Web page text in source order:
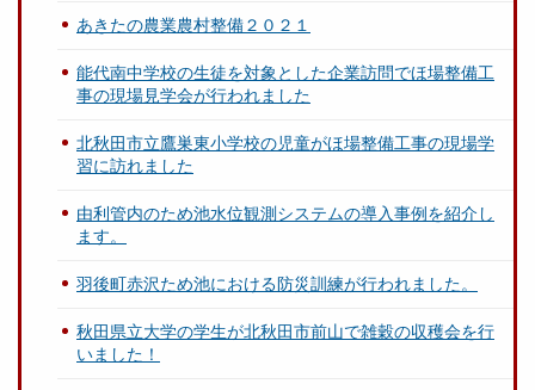
あきたの農業農村整備２０２１
能代南中学校の生徒を対象とした企業訪問でほ場整備工
事の現場見学会が行われました
北秋田市立鷹巣東小学校の児童がほ場整備工事の現場学
習に訪れました
由利管内のため池水位観測システムの導入事例を紹介し
ます。
羽後町赤沢ため池における防災訓練が行われました。
秋田県立大学の学生が北秋田市前山で雑穀の収穫会を行
いました！